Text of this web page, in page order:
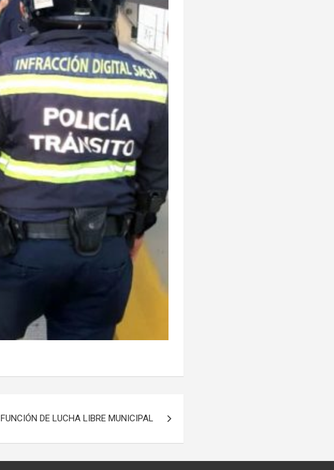
FUNCIÓN DE LUCHA LIBRE MUNICIPAL